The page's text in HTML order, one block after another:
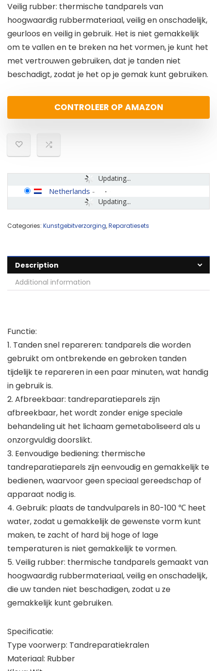
Veilig rubber: thermische tandparels van
hoogwaardig rubbermateriaal, veilig en onschadelijk,
geurloos en veilig in gebruik. Het is niet gemakkelijk
om te vallen en te breken na het vormen, je kunt het
met vertrouwen gebruiken, dat je tanden niet
beschadigt, zodat je het op je gemak kunt gebruiken.
CONTROLEER OP AMAZON
Updating...
Updating...
Netherlands -
Categories: Kunstgebitverzorging,Reparatiesets
Description
Additional information
Functie:
1. Tanden snel repareren: tandparels die worden
gebruikt om ontbrekende en gebroken tanden
tijdelijk te repareren in een paar minuten, wat handig
in gebruik is.
2. Afbreekbaar: tandreparatieparels zijn
afbreekbaar, het wordt zonder enige speciale
behandeling uit het lichaam gemetaboliseerd als u
onzorgvuldig doorslikt.
3. Eenvoudige bediening: thermische
tandreparatieparels zijn eenvoudig en gemakkelijk te
bedienen, waarvoor geen speciaal gereedschap of
apparaat nodig is.
4. Gebruik: plaats de tandvulparels in 80-100 ℃ heet
water, zodat u gemakkelijk de gewenste vorm kunt
maken, te zacht of hard bij hoge of lage
temperaturen is niet gemakkelijk te vormen.
5. Veilig rubber: thermische tandparels gemaakt van
hoogwaardig rubbermateriaal, veilig en onschadelijk,
die uw tanden niet beschadigen, zodat u ze
gemakkelijk kunt gebruiken.
Specificatie:
Type voorwerp: Tandreparatiekralen
Materiaal: Rubber